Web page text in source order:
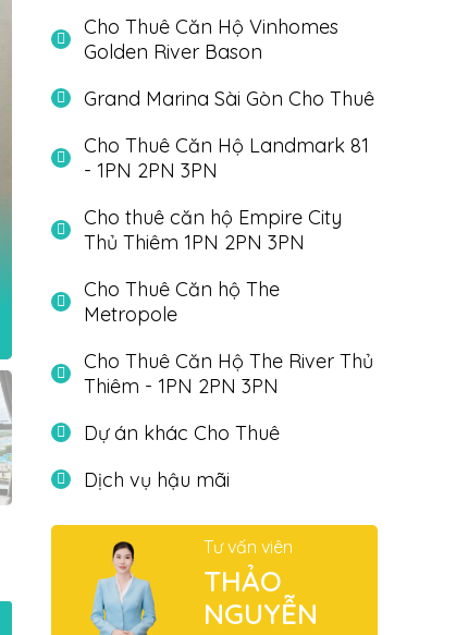
Cho Thuê Căn Hộ Vinhomes
Golden River Bason
Grand Marina Sài Gòn Cho Thuê
Cho Thuê Căn Hộ Landmark 81
- 1PN 2PN 3PN
Cho thuê căn hộ Empire City
Thủ Thiêm 1PN 2PN 3PN
Cho Thuê Căn hộ The
Metropole
Cho Thuê Căn Hộ The River Thủ
Thiêm - 1PN 2PN 3PN
Dự án khác Cho Thuê
Dịch vụ hậu mãi
Tư vấn viên
THẢO
NGUYỄN